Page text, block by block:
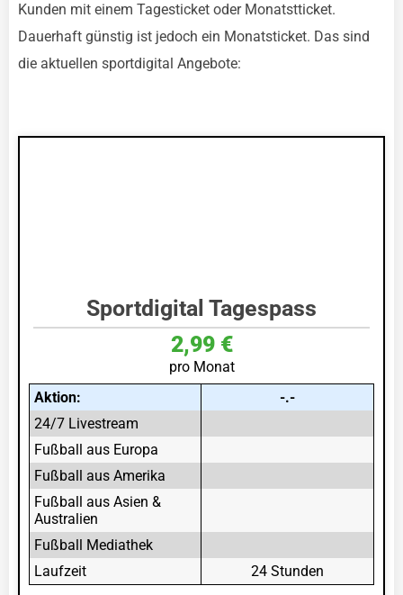
Kunden mit einem Tagesticket oder Monatstticket.
Dauerhaft günstig ist jedoch ein Monatsticket. Das sind
die aktuellen sportdigital Angebote:
Sportdigital Tagespass
2,99 €
pro Monat
Aktion:
-.-
24/7 Livestream
Fußball aus Europa
Fußball aus Amerika
Fußball aus Asien &
Australien
Fußball Mediathek
Laufzeit
24 Stunden